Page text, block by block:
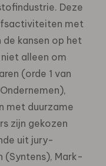
Deze
met
kansen op het
niet alleen om
(orde 1 van
met duurzame
zijn gekozen
uit jury-
(Syntens), Mark-